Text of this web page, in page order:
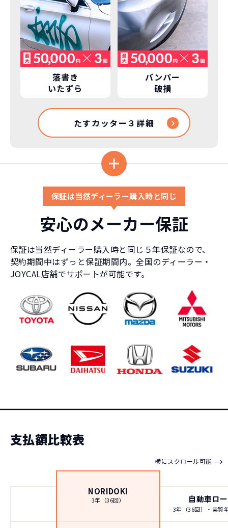
自動車ローン
376万円
税込
3,762,000円
221 万円
税込
154万円
税込
1,544,400円
104,500
3年（36回）・実質年率 5.0%
月々の支払 42,900 円/月
NORIDOKIが提案するカーライフ
おクルマの乗換えは、多額の費用が発生するため、短
期でカンタンに乗換えるのが難しくなります。
たとえ、数年で飽きてしまっても、故障が多発するま
NORIDOKIの提案するカーライフは３年毎に新車に乗
り換え続けるというもの。3年毎に好きな新車を選んで
がありません。また、6年乗るつもりで買ったのに、転
勤・妊娠・転職・ボーナスカットなど予想しない出来
事が発生しても短期契約で乗換えることができるの
で、ライフスタイルに合わせて乗り換えが可能です。
※車種により契約年数は異なります
落書き
いたずら
バンパー
破損
たすカッター３詳細
保証は当然ディーラー購入時と同じ
安心のメーカー保証
保証は当然ディーラー購入時と同じ５年保証なので、
契約期間中はずっと保証期間内。全国のディーラー・
JOYCAL店舗でサポートが可能です。
支払額比較表
横にスクロール可能 →
NORIDOKI
3年（36回） 自動車ロ
3年（36回）・実質